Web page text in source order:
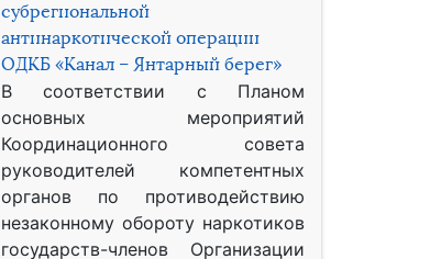
субрегиональной
антинаркотической операции
ОДКБ «Канал – Янтарный берег»
В соответствии с Планом
основных мероприятий
Координационного совета
руководителей компетентных
органов по противодействию
незаконному обороту наркотиков
государств-членов Организации